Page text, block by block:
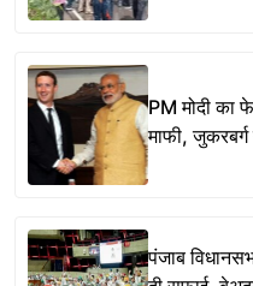
PM मोदी का
माफी,
पंजाब